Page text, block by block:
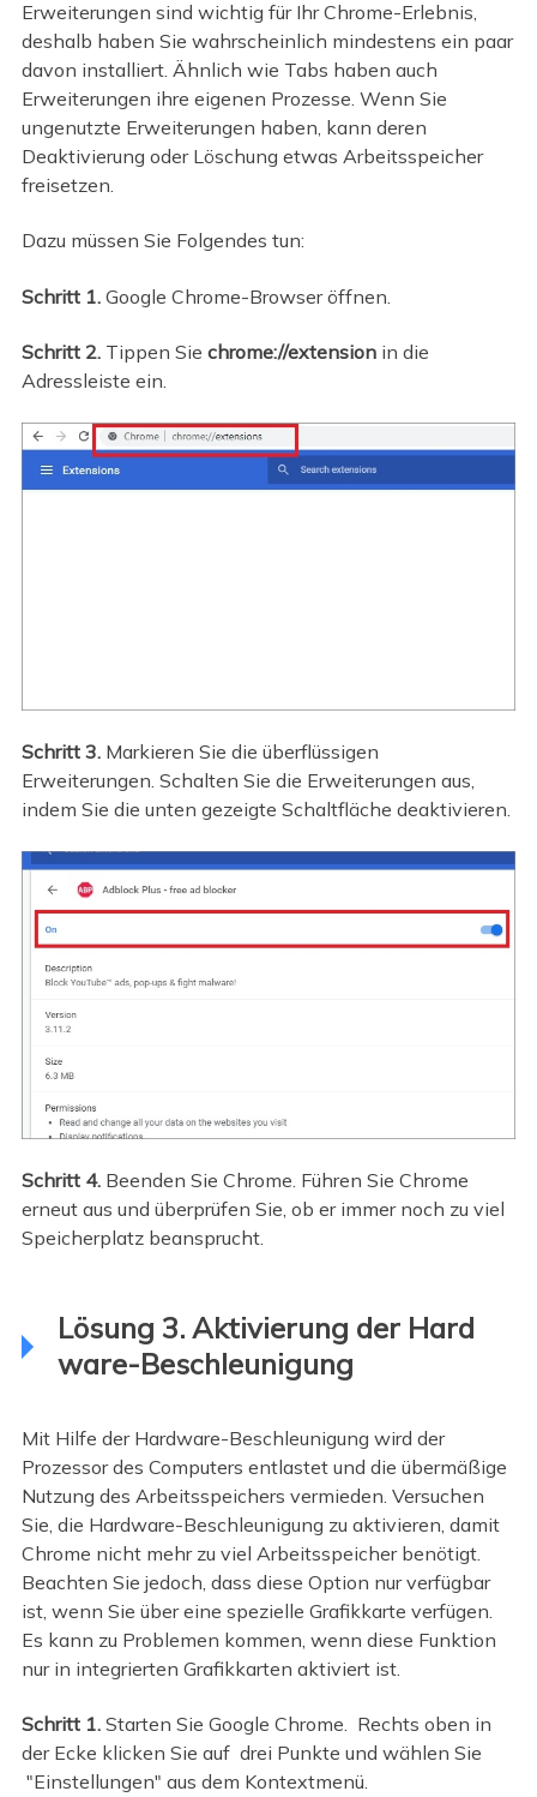
Erweiterungen sind wichtig für Ihr Chrome-Erlebnis,
deshalb haben Sie wahrscheinlich mindestens ein paar
davon installiert. Ähnlich wie Tabs haben auch
Erweiterungen ihre eigenen Prozesse. Wenn Sie
ungenutzte Erweiterungen haben, kann deren
Deaktivierung oder Löschung etwas Arbeitsspeicher
freisetzen.
Dazu müssen Sie Folgendes tun:
Schritt 1. Google Chrome-Browser öffnen.
Schritt 2. Tippen Sie chrome://extension in die
Adressleiste ein.
Schritt 3. Markieren Sie die überflüssigen
Erweiterungen. Schalten Sie die Erweiterungen aus,
indem Sie die unten gezeigte Schaltfläche deaktivieren.
Schritt 4. Beenden Sie Chrome. Führen Sie Chrome
erneut aus und überprüfen Sie, ob er immer noch zu viel
Speicherplatz beansprucht.
Lösung 3. Aktivierung der Hard
ware-Beschleunigung
Mit Hilfe der Hardware-Beschleunigung wird der
Prozessor des Computers entlastet und die übermäßige
Nutzung des Arbeitsspeichers vermieden. Versuchen
Sie, die Hardware-Beschleunigung zu aktivieren, damit
Chrome nicht mehr zu viel Arbeitsspeicher benötigt.
Beachten Sie jedoch, dass diese Option nur verfügbar
ist, wenn Sie über eine spezielle Grafikkarte verfügen.
Es kann zu Problemen kommen, wenn diese Funktion
nur in integrierten Grafikkarten aktiviert ist.
Schritt 1. Starten Sie Google Chrome. Rechts oben in
der Ecke klicken Sie auf drei Punkte und wählen Sie
"Einstellungen" aus dem Kontextmenü.